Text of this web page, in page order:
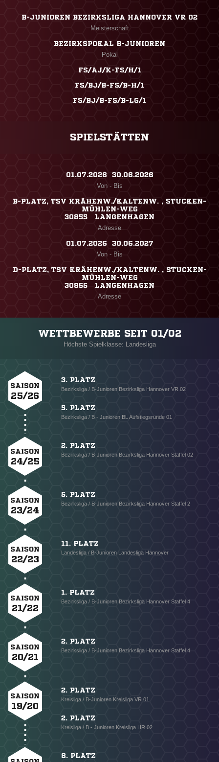
B-JUNIOREN BEZIRKSLIGA HANNOVER VR 02
Meisterschaft
BEZIRKSPOKAL B-JUNIOREN
Pokal
FS/AJ/K-FS/H/1
FS/BJ/B-FS/B-H/1
FS/BJ/B-FS/B-LG/1
SPIELSTÄTTEN
01.07.2026 ​ 30.06.2026
Von - Bis
B-PLATZ, TSV KRÄHENW./KALTENW. , STUCKEN-
MÜHLEN-WEG
30855 LANGENHAGEN
Adresse
01.07.2026 ​ 30.06.2027
Von - Bis
D-PLATZ, TSV KRÄHENW./KALTENW. , STUCKEN-
MÜHLEN-WEG
30855 LANGENHAGEN
Adresse
WETTBEWERBE SEIT 01/02
Höchste Spielklasse: Landesliga
SAISON
25/26
3. PLATZ
Bezirksliga / B-Junioren Bezirksliga Hannover VR 02
5. PLATZ
Bezirksliga / B - Junioren BL Aufstiegsrunde 01
SAISON
24/25
2. PLATZ
Bezirksliga / B-Junioren Bezirksliga Hannover Staffel 02
SAISON
23/24
5. PLATZ
Bezirksliga / B-Junioren Bezirksliga Hannover Staffel 2
SAISON
22/23
11. PLATZ
Landesliga / B-Junioren Landesliga Hannover
SAISON
21/22
1. PLATZ
Bezirksliga / B-Junioren Bezirksliga Hannover Staffel 4
SAISON
20/21
2. PLATZ
Bezirksliga / B-Junioren Bezirksliga Hannover Staffel 4
SAISON
19/20
2. PLATZ
Kreisliga / B-Junioren Kreisliga VR 01
2. PLATZ
Kreisliga / B - Junioren Kreisliga HR 02
8. PLATZ